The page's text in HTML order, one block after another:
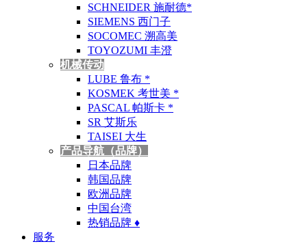
SCHNEIDER 施耐德*
SIEMENS 西门子
SOCOMEC 溯高美
TOYOZUMI 丰澄
机械传动
LUBE 鲁布 *
KOSMEK 考世美 *
PASCAL 帕斯卡 *
SR 艾斯乐
TAISEI 大生
产品导航（品牌）
日本品牌
韩国品牌
欧洲品牌
中国台湾
热销品牌 ♦
服务